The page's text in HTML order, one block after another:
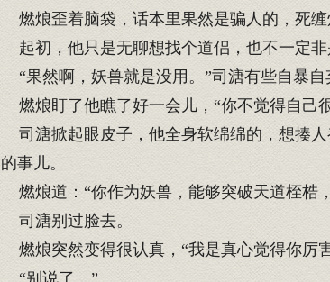
燃烺歪着脑袋，话本里果然是骗人的，死缠
起初，他只是无聊想找个道侣，也不一定非
“果然啊，妖兽就是没用。”司溏有些自暴自
燃烺盯了他瞧了好一会儿，“你不觉得自己
司溏掀起眼皮子，他全身软绵绵的，想揍
的事儿。
燃烺道：“你作为妖兽，能够突破天道桎梏
司溏别过脸去。
燃烺突然变得很认真，“我是真心觉得你厉
“别说了。”